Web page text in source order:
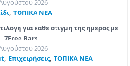
2026
, ΤΟΠΙΚΑ ΝΕΑ
για κάθε στιγμή της ημέρας με
7Free Bars
2026
, Επιχειρήσεις, ΤΟΠΙΚΑ ΝΕΑ